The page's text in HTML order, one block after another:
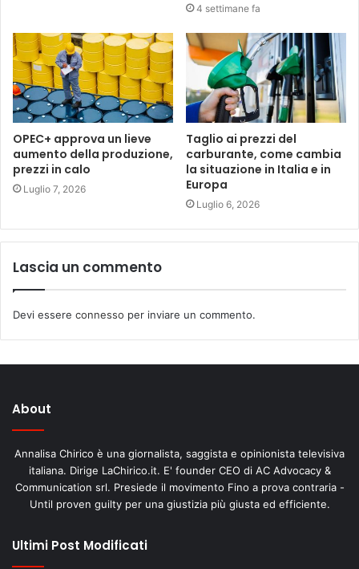
4 settimane fa
OPEC+ approva un lieve
aumento della produzione,
prezzi in calo
Luglio 7, 2026
Taglio ai prezzi del
carburante, come cambia
la situazione in Italia e in
Europa
Luglio 6, 2026
Lascia un commento
Devi essere connesso per inviare un commento.
About
Annalisa Chirico è una giornalista, saggista e opinionista televisiva
italiana. Dirige LaChirico.it. E' founder CEO di AC Advocacy &
Communication srl. Presiede il movimento Fino a prova contraria -
Until proven guilty per una giustizia più giusta ed efficiente.
Ultimi Post Modificati